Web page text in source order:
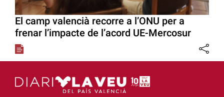
El camp valencià recorre a l’ONU per a
frenar l’impacte de l’acord UE-Mercosur